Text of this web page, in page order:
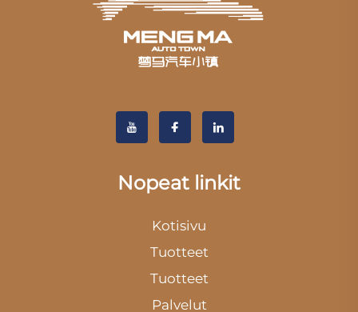
Nopeat linkit
Kotisivu
Tuotteet
Tuotteet
Palvelut